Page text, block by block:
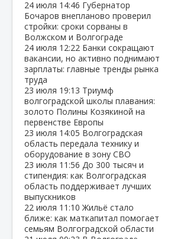
24 июля 14:46 Губернатор
Бочаров внепланово проверил
стройки: сроки сорваны в
Волжском и Волгограде
24 июля 12:22 Банки сокращают
вакансии, но активно поднимают
зарплаты: главные тренды рынка
труда
23 июля 19:13 Триумф
волгоградской школы плавания:
золото Полины Козякиной на
первенстве Европы
23 июля 14:05 Волгоградская
область передала технику и
оборудование в зону СВО
23 июля 11:56 До 300 тысяч и
стипендия: как Волгоградская
область поддерживает лучших
выпускников
22 июля 11:10Жильё стало
ближе: как маткапитал помогает
семьям Волгоградской области